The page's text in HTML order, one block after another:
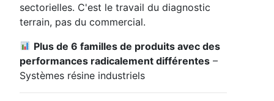
sectorielles. C'est le travail du diagnostic
terrain, pas du commercial.
Plus de 6 familles de produits avec des
performances radicalement différentes –
Systèmes résine industriels